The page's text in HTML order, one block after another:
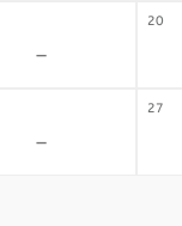
20
-
27
-